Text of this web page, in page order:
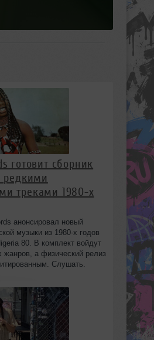
готовит сборник
редкими
треками 1980-х
анонсировал новый
музыки из 1980-х годов
80. В комплект войдут
жанров, а физический релиз
Слушать.